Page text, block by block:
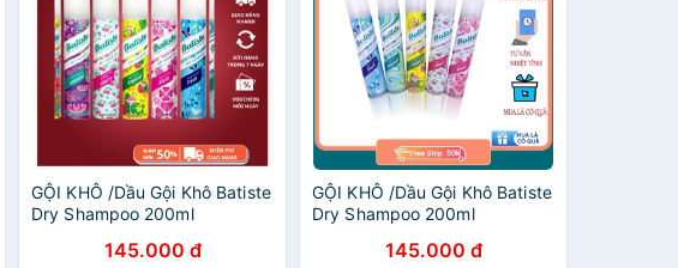
GỘI KHÔ /Dầu Gội Khô Batiste
Dry Shampoo 200ml
145.000 đ
GỘI KHÔ /Dầu Gội Khô Batiste
Dry Shampoo 200ml
145.000 đ